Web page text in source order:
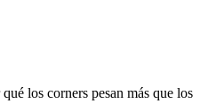
los corners pesan más que los